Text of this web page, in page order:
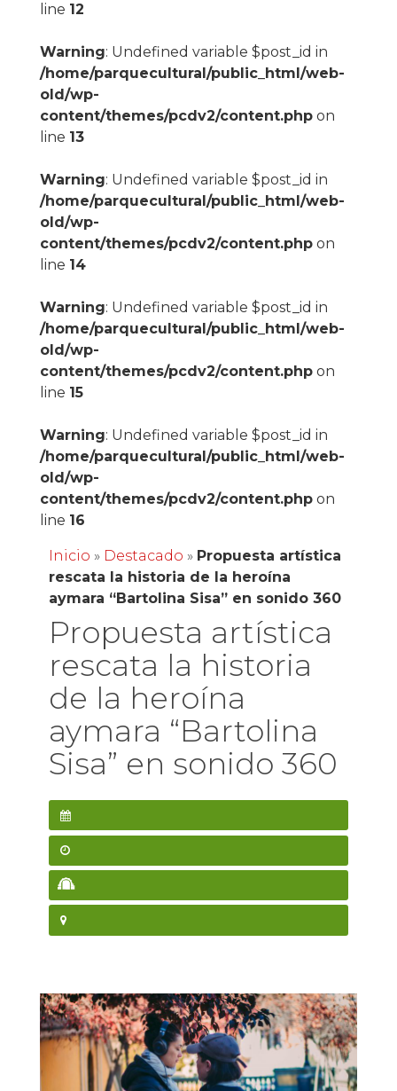
line 12
Warning: Undefined variable $post_id in
/home/parquecultural/public_html/web-
old/wp-
content/themes/pcdv2/content.phpon
line 13
Warning: Undefined variable $post_id in
/home/parquecultural/public_html/web-
old/wp-
content/themes/pcdv2/content.phpon
line 14
Warning: Undefined variable $post_id in
/home/parquecultural/public_html/web-
old/wp-
content/themes/pcdv2/content.phpon
line 15
Warning: Undefined variable $post_id in
/home/parquecultural/public_html/web-
old/wp-
content/themes/pcdv2/content.phpon
line 16
Inicio » Destacado » Propuesta artística
rescata la historia de la heroína
aymara “Bartolina Sisa” en sonido 360
Propuesta artística
rescata la historia
de la heroína
aymara “Bartolina
Sisa” en sonido 360